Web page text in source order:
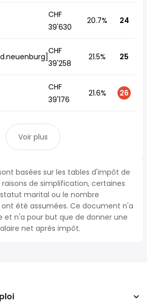
CHF
39'630
20.7% 24
CHF
39'258
21.5% 25
CHF
39'176
21.6% 26
Voir plus
basées sur les tables d'impôt de
raisons de simplification, certaines
marital ou le nombre
été assumées. Ce document n'a
et n'a pour but que de donner une
net après impôt.